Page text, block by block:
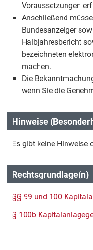
Voraussetzungen
Anschließend
Bundesanzeiger
Halbjahresbericht
bezeichneten
machen.
Die
wenn Sie die
Hinweise
Es gibt keine Hinweise
Rechtsgrundlage(n)
§§ 99 und 100
§ 100b